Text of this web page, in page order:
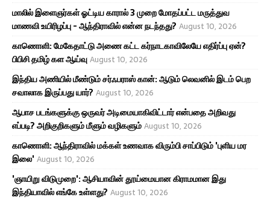
மாலில் இளைஞர்கள் ஓட்டிய காரால் 3 முறை மோதப்பட்ட மருத்துவ
மாணவி உயிரிழப்பு - ஆந்திராவில் என்ன நடந்தது? August 10, 2026
காணொளி: மேகேதாட்டு அணை கட்ட கர்நாடகாவிலேயே எதிர்ப்பு ஏன்?
பிபிசி தமிழ் கள ஆய்வுAugust 10, 2026
இந்திய அணியில் மீண்டும் சர்ஃபராஸ் கான்: ஆடும் லெவனில் இடம் பெற
சவாலாக இருப்பது யார்? August 10, 2026
ஆபாச படங்களுக்கு ஒருவர் அடிமையாகிவிட்டார் என்பதை அறிவது
எப்படி? அறிகுறிகளும் மீளும் வழிகளும்August 10, 2026
காணொளி: ஆந்திராவில் மக்கள் உணவாக விரும்பி சாப்பிடும் 'புளிய மர
இலை'August 10, 2026
'ஞாயிறு விடுமுறை': ஆசியாவின் தூய்மையான கிராமமான இது
இந்தியாவில் எங்கே உள்ளது? August 10, 2026